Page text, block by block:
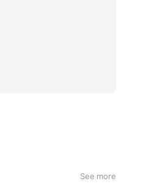
See more